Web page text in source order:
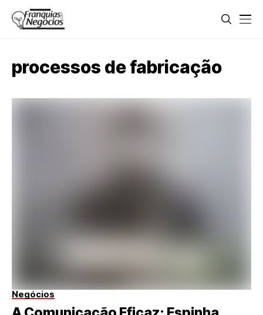
processos de fabricação
Negócios